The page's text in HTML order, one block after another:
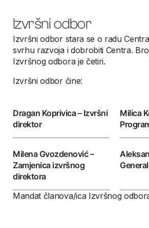
Izvršni odbor
Izvršni odbor stara se o radu
svrhu razvoja i dobrobiti Centra.
Izvršnog odbora je četiri.
Izvršni odbor čine:
Dragan Koprivica – Izvršni
direktor
Milica
Milena Gvozdenović –
Zamjenica izvršnog
direktora
Mandat članova/ica Izvršnog